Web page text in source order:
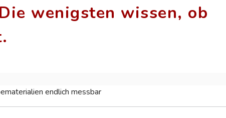
wenigsten wissen, ob
endlich messbar